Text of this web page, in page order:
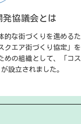
発協議会とは
的な街づくりを進めるた
クエア街づくり協定」を
めの組織として、「コス
設立されました。